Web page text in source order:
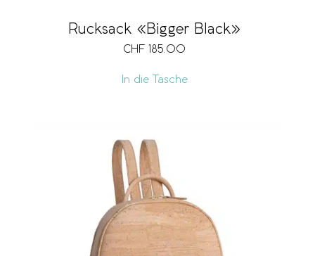
Rucksack «Bigger Black»
CHF 185.00
In die Tasche